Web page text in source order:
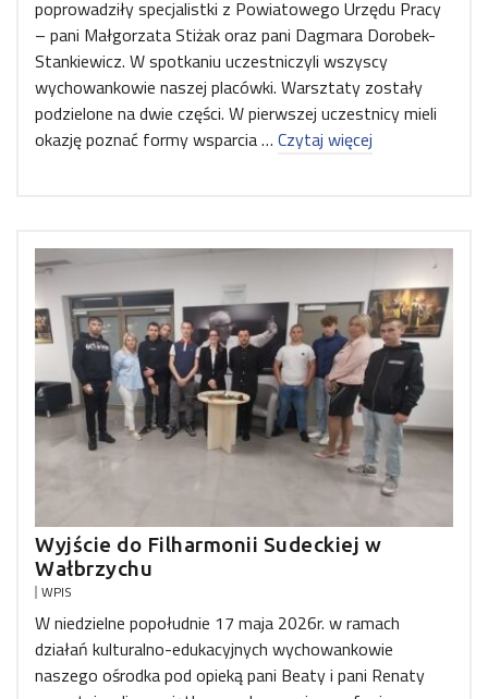
poprowadziły specjalistki z Powiatowego Urzędu Pracy
– pani Małgorzata Stiżak oraz pani Dagmara Dorobek-
Stankiewicz. W spotkaniu uczestniczyli wszyscy
wychowankowie naszej placówki. Warsztaty zostały
podzielone na dwie części. W pierwszej uczestnicy mieli
okazję poznać formy wsparcia … Czytaj więcej
Wyjście do Filharmonii Sudeckiej w
Wałbrzychu
WPIS
W niedzielne popołudnie 17 maja 2026r. w ramach
działań kulturalno-edukacyjnych wychowankowie
naszego ośrodka pod opieką pani Beaty i pani Renaty